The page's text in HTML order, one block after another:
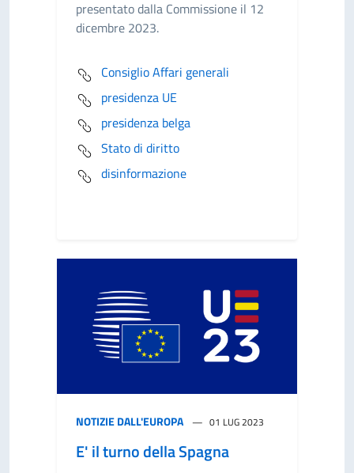
presentato dalla Commissione il 12
dicembre 2023.
Consiglio Affari generali
presidenza UE
presidenza belga
Stato di diritto
disinformazione
NOTIZIE DALL'EUROPA 01 LUG 2023
E' il turno della Spagna